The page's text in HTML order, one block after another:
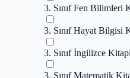
3. Sınıf Fen Bilimleri
3. Sınıf Hayat Bilgisi
3. Sınıf İngilizce
3. Sınıf Matematik